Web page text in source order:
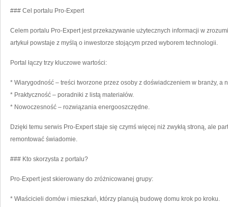
### Cel portalu Pro-Expert
Celem portalu Pro-Expert jest przekazywanie użytecznych informacji w
artykuł powstaje z myślą o inwestorze stojącym przed wyborem technologii.
Portal łączy trzy kluczowe wartości:
* Wiarygodność – treści tworzone przez osoby z doświadczeniem w branży, a
* Praktyczność – poradniki z listą materiałów.
* Nowoczesność – rozwiązania energooszczędne.
Dzięki temu serwis Pro-Expert staje się czymś więcej niż zwykłą stroną, ale
remontować świadomie.
### Kto skorzysta z portalu?
Pro-Expert jest skierowany do zróżnicowanej grupy:
* Właścicieli domów i mieszkań, którzy planują budowę domu krok po kroku.